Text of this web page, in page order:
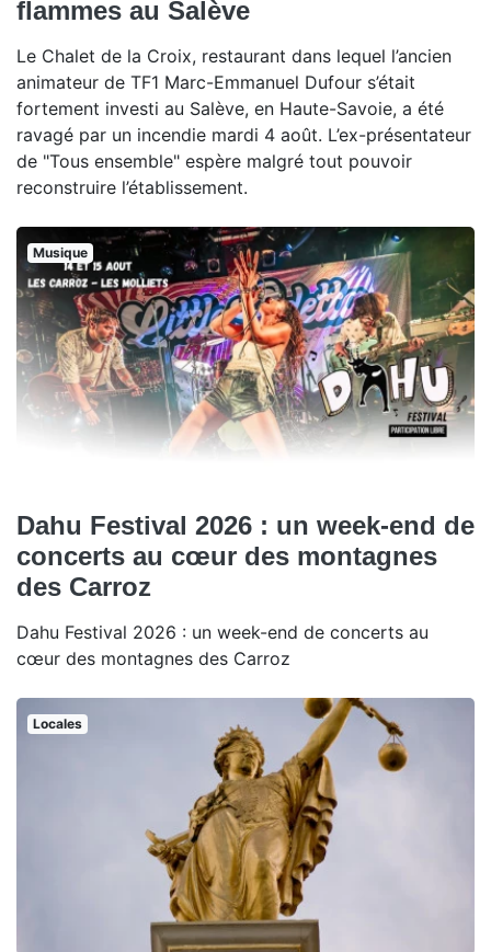
flammes au Salève
Le Chalet de la Croix, restaurant dans lequel l’ancien
animateur de TF1 Marc-Emmanuel Dufour s’était
fortement investi au Salève, en Haute-Savoie, a été
ravagé par un incendie mardi 4 août. L’ex-présentateur
de "Tous ensemble" espère malgré tout pouvoir
reconstruire l’établissement.
Musique
Dahu Festival 2026 : un week-end de
concerts au cœur des montagnes
des Carroz
Dahu Festival 2026 : un week-end de concerts au
cœur des montagnes des Carroz
Locales